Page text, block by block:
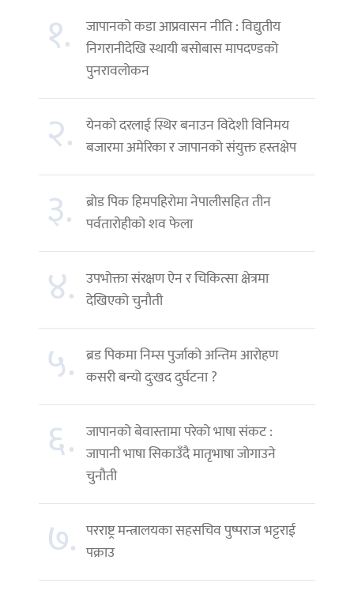
१.
जापानको कडा आप्रवासन नीति : विद्युतीय
निगरानीदेखि स्थायी बसोबास मापदण्डको
पुनरावलोकन
२. येनको दरलाई स्थिर बनाउन विदेशी विनिमय
बजारमा अमेरिका र जापानको संयुक्त हस्तक्षेप
३.
ब्रोड पिक हिमपहिरोमा नेपालीसहित तीन
पर्वतारोहीको शव फेला
४. उपभोक्ता संरक्षण ऐन र चिकित्सा क्षेत्रमा
देखिएको चुनौती
५. ब्रड पिकमा निम्स पुर्जाको अन्तिम आरोहण
कसरी बन्यो दुःखद दुर्घटना ?
६. जापानको बेवास्तामा परेको भाषा संकट :
जापानी भाषा सिकाउँदै मातृभाषा जोगाउने
चुनौती
७. परराष्ट्र मन्त्रालयका सहसचिव पुष्पराज भट्टराई
पक्राउ